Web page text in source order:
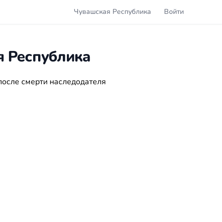
Чувашская Республика Войти
смерти наследодателя